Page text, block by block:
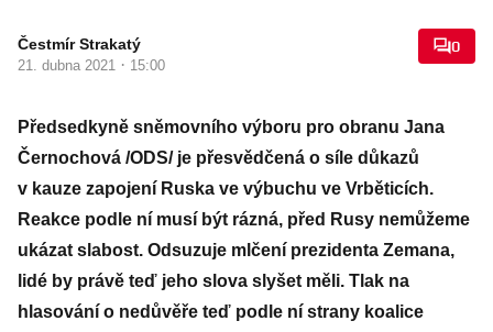
Čestmír Strakatý
21. dubna 2021 · 15:00
0
Předsedkyně sněmovního výboru pro obranu Jana
Černochová /ODS/ je přesvědčená o síle důkazů
v kauze zapojení Ruska ve výbuchu ve Vrběticích.
Reakce podle ní musí být rázná, před Rusy nemůžeme
ukázat slabost. Odsuzuje mlčení prezidenta Zemana,
lidé by právě teď jeho slova slyšet měli. Tlak na
hlasování o nedůvěře teď podle ní strany koalice